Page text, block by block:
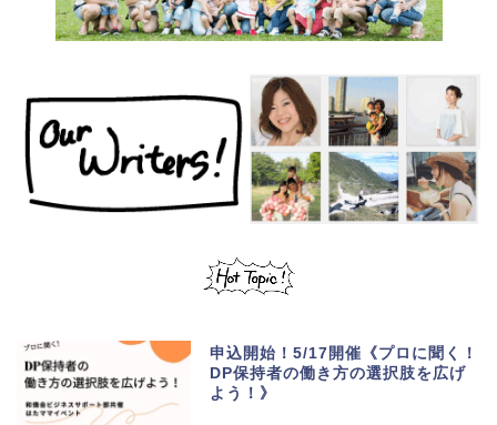
申込開始！5/17開催《プロに聞く！
DP保持者の働き方の選択肢を広げ
よう！》